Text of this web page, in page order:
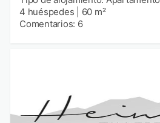
4 huéspedes
60 m²
Comentarios: 6